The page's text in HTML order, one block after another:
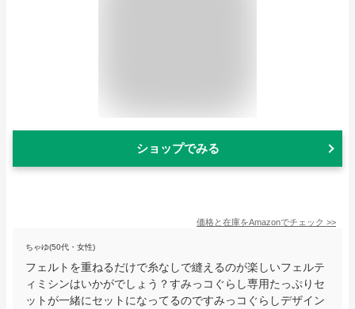
ショップでみる
価格と在庫をAmazonでチェック >>
ちゃゆ(50代・女性)
フェルトを重ねるだけで糸なしで縫えるのが楽しいフェルテ
ィミシンはいかがでしょう？すみっコぐらし専用たっぷりセ
ットが一緒にセットになってるのですみっコぐらしデザイン